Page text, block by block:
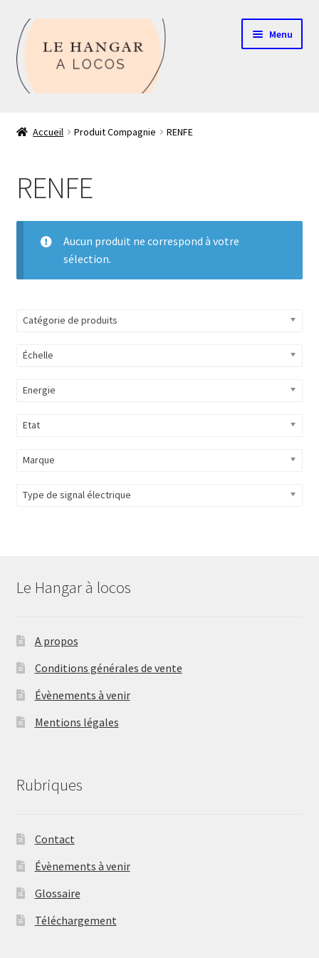
Aller
à
la
navigation
Aller
au
contenu
Menu
Mon compte
Echelle HO
Accueil Produit Compagnie RENFE
RENFE
Aucun produit ne correspond à votre
sélection.
Catégorie de produits
Échelle
Energie
Etat
Marque
Type de signal électrique
Le Hangar à locos
A propos
Conditions générales de vente
Évènements à venir
Mentions légales
Rubriques
Contact
Évènements à venir
Glossaire
Téléchargement